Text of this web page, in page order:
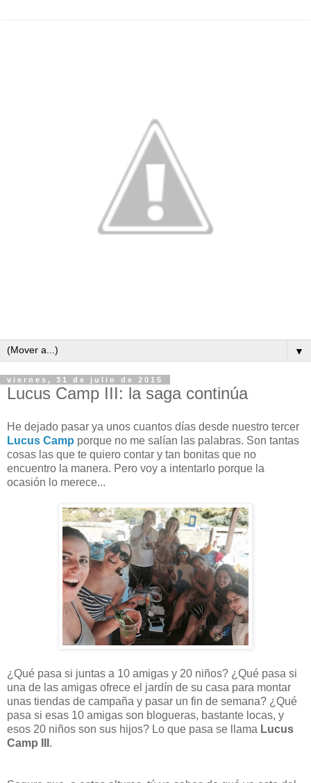
▼
viernes, 31 de julio de 2015
Lucus Camp III: la saga continúa
He dejado pasar ya unos cuantos días desde nuestro tercer
Lucus Camp porque no me salían las palabras. Son tantas
cosas las que te quiero contar y tan bonitas que no
encuentro la manera. Pero voy a intentarlo porque la
ocasión lo merece...
¿Qué pasa si juntas a 10 amigas y 20 niños? ¿Qué pasa si
una de las amigas ofrece el jardín de su casa para montar
unas tiendas de campaña y pasar un fin de semana? ¿Qué
pasa si esas 10 amigas son blogueras, bastante locas, y
esos 20 niños son sus hijos? Lo que pasa se llama Lucus
Camp III .